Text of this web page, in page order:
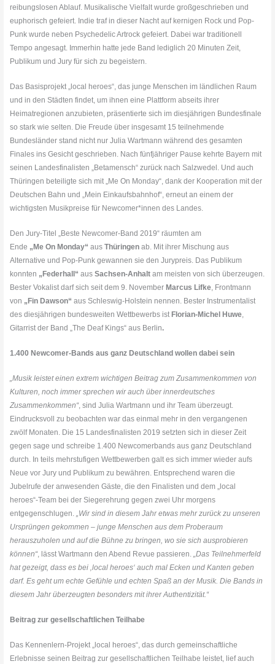
reibungslosen Ablauf. Musikalische Vielfalt wurde großgeschrieben und
euphorisch gefeiert. Indie traf in dieser Nacht auf kernigen Rock und Pop-
Punk wurde neben Psychedelic Artrock gefeiert. Dabei war traditionell
Tempo angesagt. Immerhin hatte jede Band lediglich 20 Minuten Zeit,
Publikum und Jury für sich zu begeistern.
Das Basisprojekt „local heroes“, das junge Menschen im ländlichen Raum
und in den Städten findet, um ihnen eine Plattform abseits ihrer
Heimatregionen anzubieten, präsentierte sich im diesjährigen Bundesfinale
so stark wie selten. Die Freude über insgesamt 15 teilnehmende
Bundesländer stand nicht nur Julia Wartmann während des gesamten
Finales ins Gesicht geschrieben. Nach fünfjähriger Pause kehrte Bayern mit
seinen Landesfinalisten „Betamensch“ zurück nach Salzwedel. Und auch
Thüringen beteiligte sich mit „Me On Monday“, dank der Kooperation mit der
Deutschen Bahn und „Mein Einkaufsbahnhof“, erneut an einem der
wichtigsten Musikpreise für Newcomer*innen des Landes.
Den Jury-Titel „Beste Newcomer-Band 2019“ räumten am
Ende „Me OnMonday“ausThüringen ab. Mit ihrer Mischung aus
Alternative und Pop-Punk gewannen sie den Jurypreis. Das Publikum
konnten „Federhall“ ausSachsen-Anhalt am meisten von sich überzeugen.
Bester Vokalist darf sich seit dem 9. NovemberMarcus Lifke, Frontmann
von „Fin Dawson“ aus Schleswig-Holstein nennen. Bester Instrumentalist
des diesjährigen bundesweiten Wettbewerbs istFlorian-Michel Huwe,
Gitarrist der Band „The Deaf Kings“ aus Berlin.
1.400 Newcomer-Bands aus ganz Deutschland wollen dabei sein
„Musik leistet einen extrem wichtigen Beitrag zum Zusammenkommen von
Kulturen, noch immer sprechen wir auch über innerdeutsches
Zusammenkommen“, sind Julia Wartmann und ihr Team überzeugt.
Eindrucksvoll zu beobachten war das einmal mehr in den vergangenen
zwölf Monaten. Die 15 Landesfinalisten 2019 setzten sich in dieser Zeit
gegen sage und schreibe 1.400 Newcomerbands aus ganz Deutschland
durch. In teils mehrstufigen Wettbewerben galt es sich immer wieder aufs
Neue vor Jury und Publikum zu bewähren. Entsprechend waren die
Jubelrufe der anwesenden Gäste, die den Finalisten und dem „local
heroes“-Team bei der Siegerehrung gegen zwei Uhr morgens
entgegenschlugen.
„Wir sind in diesem Jahr etwas mehr zurück zu unseren
Ursprüngen gekommen – junge Menschen aus dem Proberaum
herauszuholen und auf die Bühne zu bringen, wo sie sich ausprobieren
können“, lässt Wartmann den Abend Revue passieren.
„Das Teilnehmerfeld
hat gezeigt, dass es bei ‚local heroes‘ auch mal Ecken und Kanten geben
darf. Es geht um echte Gefühle und echten Spaß an der Musik. Die Bands in
diesem Jahr überzeugten besonders mit ihrer Authentizität.“
Beitrag zur gesellschaftlichen Teilhabe
Das Kennenlern-Projekt „local heroes“, das durch gemeinschaftliche
Erlebnisse seinen Beitrag zur gesellschaftlichen Teilhabe leistet, lief auch